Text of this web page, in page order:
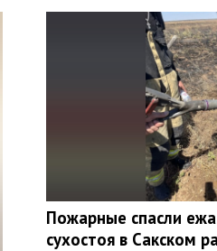
Пожарные спасли
сухостоя в Сакском